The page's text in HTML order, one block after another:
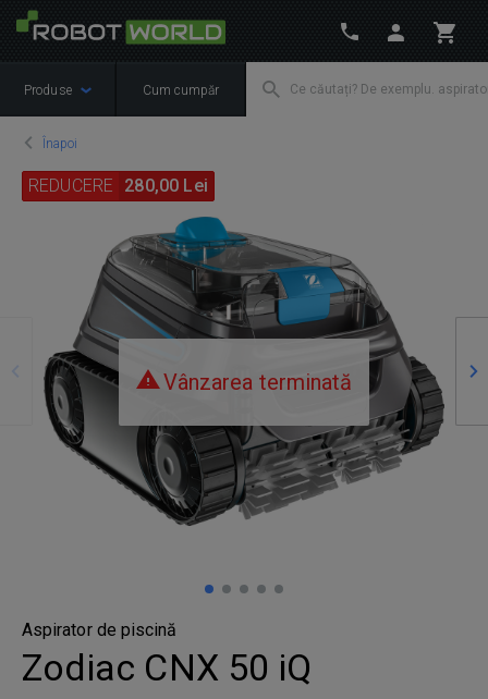
Produse Cum cumpăr
Înapoi
Precedente
Vânzarea terminată
REDUCERE 280,00 Lei
Aspirator de piscină
Zodiac CNX 50 iQ